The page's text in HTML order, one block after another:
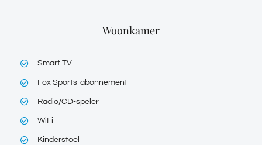
Woonkamer
Smart TV
Fox Sports-abonnement
Radio/CD-speler
WiFi
Kinderstoel